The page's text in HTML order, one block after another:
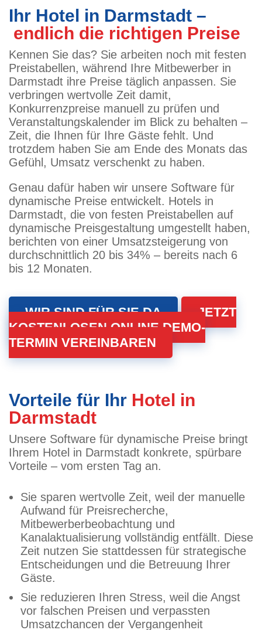
Ihr Hotel in Darmstadt –
endlich die richtigen Preise
Kennen Sie das? Sie arbeiten noch mit festen
Preistabellen, während Ihre Mitbewerber in
Darmstadt ihre Preise täglich anpassen. Sie
verbringen wertvolle Zeit damit,
Konkurrenzpreise manuell zu prüfen und
Veranstaltungskalender im Blick zu behalten –
Zeit, die Ihnen für Ihre Gäste fehlt. Und
trotzdem haben Sie am Ende des Monats das
Gefühl, Umsatz verschenkt zu haben.
Genau dafür haben wir unsere Software für
dynamische Preise entwickelt. Hotels in
Darmstadt, die von festen Preistabellen auf
dynamische Preisgestaltung umgestellt haben,
berichten von einer Umsatzsteigerung von
durchschnittlich 20 bis 34% – bereits nach 6
bis 12 Monaten.
WIR SIND FÜR SIE DA
JETZT
KOSTENLOSEN ONLINE DEMO-
TERMIN VEREINBAREN
Vorteile für Ihr Hotel in
Darmstadt
Unsere Software für dynamische Preise bringt
Ihrem Hotel in Darmstadt konkrete, spürbare
Vorteile – vom ersten Tag an.
Sie sparen wertvolle Zeit, weil der manuelle
Aufwand für Preisrecherche,
Mitbewerberbeobachtung und
Kanalaktualisierung vollständig entfällt. Diese
Zeit nutzen Sie stattdessen für strategische
Entscheidungen und die Betreuung Ihrer
Gäste.
Sie reduzieren Ihren Stress, weil die Angst
vor falschen Preisen und verpassten
Umsatzchancen der Vergangenheit